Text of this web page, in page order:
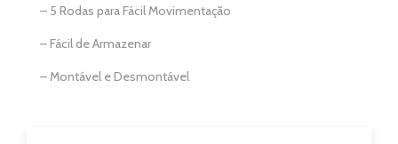
Sobre
– 5 Rodas para Fácil Movimentação
– Fácil de Armazenar
– Montável e Desmontável